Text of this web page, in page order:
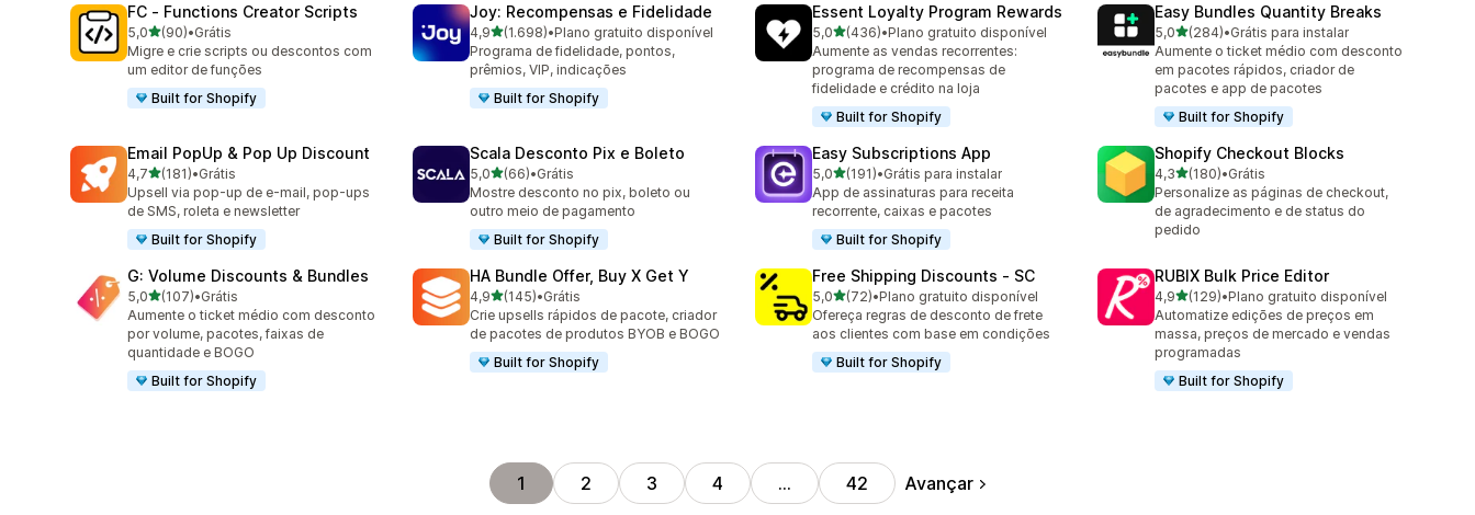
FC ‑ Functions Creator Scripts
5,0de 5 estrelas
(90)
90 avaliações ao todo
•Grátis
Migre e crie scripts ou descontos com
um editor de funções
Built for Shopify
Joy: Recompensas e Fidelidade
4,9de 5 estrelas
(1.698)
1698 avaliações ao todo
•Plano gratuito disponível
Programa de fidelidade, pontos,
prêmios, VIP, indicações
Built for Shopify
Essent Loyalty Program Rewards
5,0de 5 estrelas
(436)
436 avaliações ao todo
•Plano gratuito disponível
Aumente as vendas recorrentes:
programa de recompensas de
fidelidade e crédito na loja
Built for Shopify
Easy Bundles Quantity Breaks
5,0de 5 estrelas
(284)
284 avaliações ao todo
•Grátis para instalar
Aumente o ticket médio com desconto
em pacotes rápidos, criador de
pacotes e app de pacotes
Built for Shopify
Email PopUp & Pop Up Discount
4,7de 5 estrelas
(181)
181 avaliações ao todo
•Grátis
Upsell via pop-up de e-mail, pop-ups
de SMS, roleta e newsletter
Built for Shopify
Scala Desconto Pix e Boleto
5,0de 5 estrelas
(66)
66 avaliações ao todo
•Grátis
Mostre desconto no pix, boleto ou
outro meio de pagamento
Built for Shopify
Easy Subscriptions App
5,0de 5 estrelas
(191)
191 avaliações ao todo
•Grátis para instalar
App de assinaturas para receita
recorrente, caixas e pacotes
Built for Shopify
Shopify Checkout Blocks
4,3de 5 estrelas
(180)
180 avaliações ao todo
•Grátis
Personalize as páginas de checkout,
de agradecimento e de status do
pedido
G: Volume Discounts & Bundles
5,0de 5 estrelas
(107)
107 avaliações ao todo
•Grátis
Aumente o ticket médio com desconto
por volume, pacotes, faixas de
quantidade e BOGO
Built for Shopify
HA Bundle Offer, Buy X Get Y
4,9de 5 estrelas
(145)
145 avaliações ao todo
•Grátis
Crie upsells rápidos de pacote, criador
de pacotes de produtos BYOB e BOGO
Built for Shopify
Free Shipping Discounts ‑ SC
5,0de 5 estrelas
(72)
72 avaliações ao todo
•Plano gratuito disponível
Ofereça regras de desconto de frete
aos clientes com base em condições
Built for Shopify
RUBIX Bulk Price Editor
4,9de 5 estrelas
(129)
129 avaliações ao todo
•Plano gratuito disponível
Automatize edições de preços em
massa, preços de mercado e vendas
programadas
Built for Shopify
1 2 3 4 … 42 Avançar